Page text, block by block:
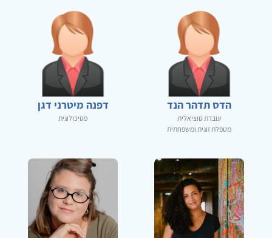
הדס תדהר הנד
עובדת סוציאלית
מטפלת זוגית ומשפחתית
דפנה מיטרני דגן
פסיכולוגית